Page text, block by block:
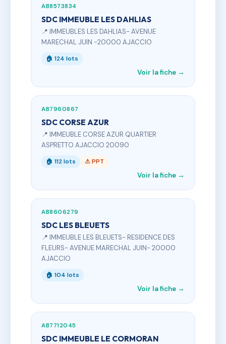
AB8573834
SDC IMMEUBLE LES DAHLIAS
📍 IMMEUBLES LES DAHLIAS- AVENUE
MARECHAL JUIN -20000 AJACCIO
🏠 124 lots
Voir la fiche →
AB7960867
SDC CORSE AZUR
📍 IMMEUBLE CORSE AZUR QUARTIER
ASPRETTO AJACCIO 20090
🏠 112 lots ⚠ PPT
Voir la fiche →
AB8606279
SDC LES BLEUETS
📍 IMMEUBLE LES BLEUETS- RESIDENCE DES
FLEURS- AVENUE MARECHAL JUIN- 20000
AJACCIO
🏠 104 lots
Voir la fiche →
AB7712045
SDC IMMEUBLE LE CORMORAN